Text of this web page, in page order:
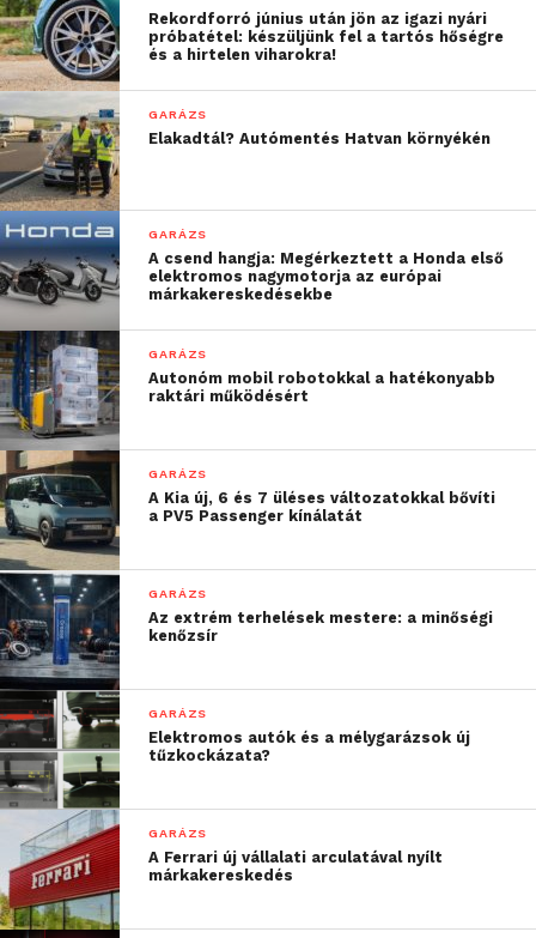
miközben számos
modellfrissítés érkezett a
gyártóktól. Ezek kiváló
lehetőséget teremtettek
a vállalatok számára
flottáik megújítására.
Emellett a
magánvásárlók is
jelentős árelőnyökkel
élhettek, hiszen az
importőrök THM-akciói
továbbra is erősen
vonzzák a vevőket”
–tette hozzá Koralewsky Márk, a
Használtautó.hu üzletágvezetője.
További friss híreket talál a
Csatlakozzon hozzánk aFacebookonis!
Rekordforró június után jön az igazi nyári
próbatétel: készüljünk fel a tartós hőségre
és a hirtelen viharokra!
GARÁZS
Elakadtál? Autómentés Hatvan környékén
GARÁZS
A csend hangja: Megérkeztett a Honda első
elektromos nagymotorja az európai
márkakereskedésekbe
GARÁZS
Autonóm mobil robotokkal a hatékonyabb
raktári működésért
GARÁZS
A Kia új, 6 és 7 üléses változatokkal bővíti
a PV5 Passenger kínálatát
GARÁZS
Az extrém terhelések mestere: a minőségi
kenőzsír
GARÁZS
Elektromos autók és a mélygarázsok új
tűzkockázata?
GARÁZS
A Ferrari új vállalati arculatával nyílt
márkakereskedés